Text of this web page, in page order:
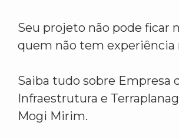
Seu projeto não pode ficar
quem não tem experiência
Saiba tudo sobre Empresa
Infraestrutura e
Mogi Mirim.